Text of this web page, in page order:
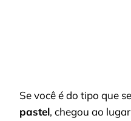
Se você é do tipo que
pastel, chegou ao